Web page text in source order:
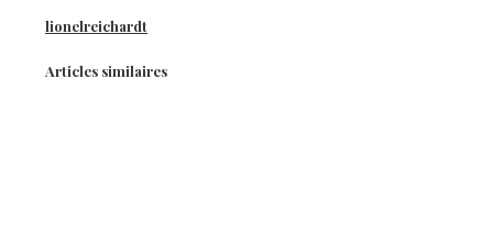
lionelreichardt
Articles similaires